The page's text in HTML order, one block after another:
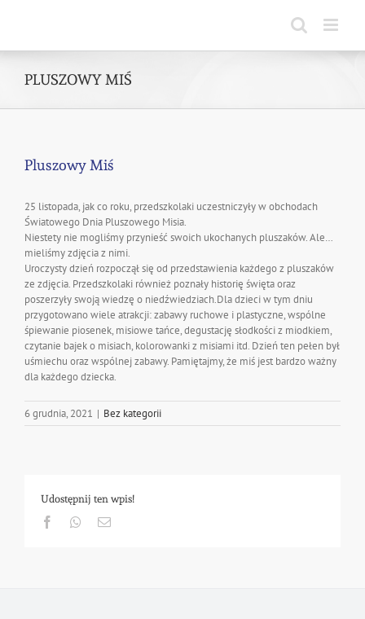
PLUSZOWY MIŚ
Pluszowy Miś
25 listopada, jak co roku, przedszkolaki uczestniczyły w obchodach
Światowego Dnia Pluszowego Misia.
Niestety nie mogliśmy przynieść swoich ukochanych pluszaków. Ale…
mieliśmy zdjęcia z nimi.
Uroczysty dzień rozpoczął się od przedstawienia każdego z pluszaków
ze zdjęcia. Przedszkolaki również poznały historię święta oraz
poszerzyły swoją wiedzę o niedźwiedziach.Dla dzieci w tym dniu
przygotowano wiele atrakcji: zabawy ruchowe i plastyczne, wspólne
śpiewanie piosenek, misiowe tańce, degustację słodkości z miodkiem,
czytanie bajek o misiach, kolorowanki z misiami itd. Dzień ten pełen był
uśmiechu oraz wspólnej zabawy. Pamiętajmy, że miś jest bardzo ważny
dla każdego dziecka.
6 grudnia, 2021 | Bez kategorii
Udostępnij ten wpis!
FacebookWhatsapp
Email